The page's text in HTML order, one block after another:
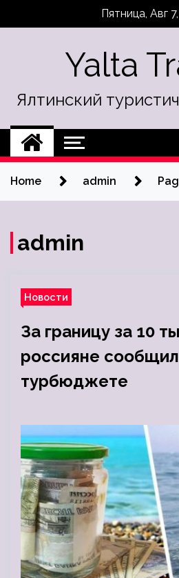
Пятница, Авг
Yalta
Ялтинский
Home admin
admin
Новости
За границу за 10
россияне
турбюджете